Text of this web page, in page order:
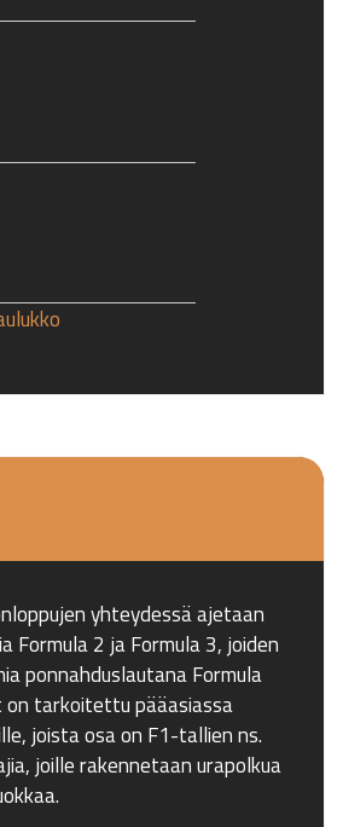
yhteydessä ajetaan
Formula 2 ja Formula 3, joiden
ponnahduslautana Formula
on tarkoitettu pääasiassa
joista osa on F1-tallien ns.
joille rakennetaan urapolkua